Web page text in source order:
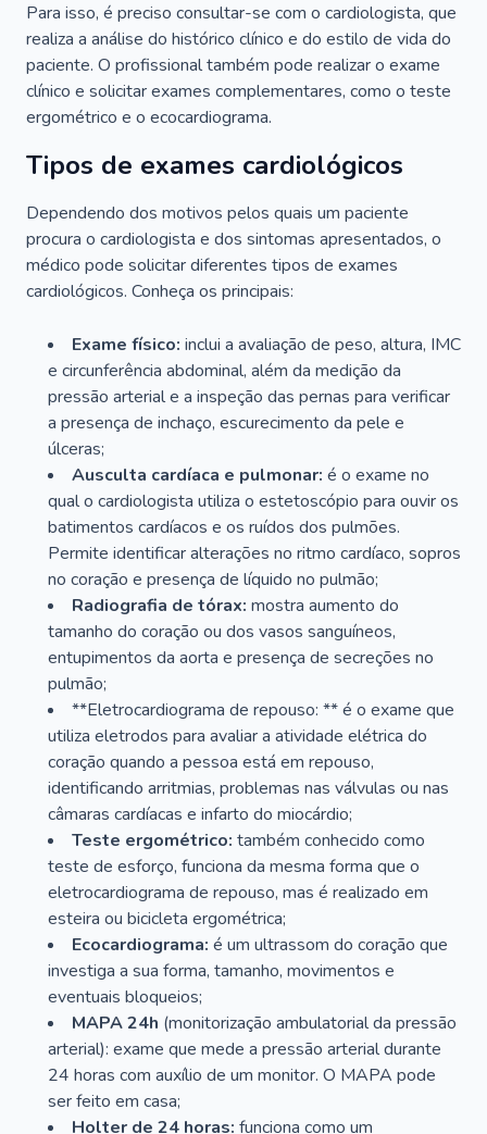
Para isso, é preciso consultar-se com o cardiologista, que
realiza a análise do histórico clínico e do estilo de vida do
paciente. O profissional também pode realizar o exame
clínico e solicitar exames complementares, como o teste
ergométrico e o ecocardiograma.
Tipos de exames cardiológicos
Dependendo dos motivos pelos quais um paciente
procura o cardiologista e dos sintomas apresentados, o
médico pode solicitar diferentes tipos de exames
cardiológicos. Conheça os principais:
Exame físico: inclui a avaliação de peso, altura, IMC
e circunferência abdominal, além da medição da
pressão arterial e a inspeção das pernas para verificar
a presença de inchaço, escurecimento da pele e
úlceras;
Ausculta cardíaca e pulmonar: é o exame no
qual o cardiologista utiliza o estetoscópio para ouvir os
batimentos cardíacos e os ruídos dos pulmões.
Permite identificar alterações no ritmo cardíaco, sopros
no coração e presença de líquido no pulmão;
Radiografia de tórax: mostra aumento do
tamanho do coração ou dos vasos sanguíneos,
entupimentos da aorta e presença de secreções no
pulmão;
**Eletrocardiograma de repouso: ** é o exame que
utiliza eletrodos para avaliar a atividade elétrica do
coração quando a pessoa está em repouso,
identificando arritmias, problemas nas válvulas ou nas
câmaras cardíacas e infarto do miocárdio;
Teste ergométrico: também conhecido como
teste de esforço, funciona da mesma forma que o
eletrocardiograma de repouso, mas é realizado em
esteira ou bicicleta ergométrica;
Ecocardiograma: é um ultrassom do coração que
investiga a sua forma, tamanho, movimentos e
eventuais bloqueios;
MAPA 24h (monitorização ambulatorial da pressão
arterial): exame que mede a pressão arterial durante
24 horas com auxílio de um monitor. O MAPA pode
ser feito em casa;
Holter de 24 horas: funciona como um